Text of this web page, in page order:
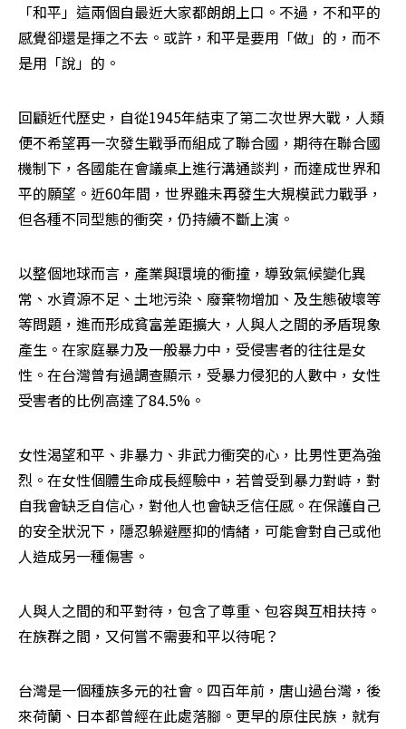
「和平」這兩個自最近大家都朗朗上口。不過，不和平的
感覺卻還是揮之不去。或許，和平是要用「做」的，而不
是用「說」的。
回顧近代歷史，自從1945年結束了第二次世界大戰，人類
便不希望再一次發生戰爭而組成了聯合國，期待在聯合國
機制下，各國能在會議桌上進行溝通談判，而達成世界和
平的願望。近60年間，世界雖未再發生大規模武力戰爭，
但各種不同型態的衝突，仍持續不斷上演。
以整個地球而言，產業與環境的衝撞，導致氣候變化異
常、水資源不足、土地污染、廢棄物增加、及生態破壞等
等問題，進而形成貧富差距擴大，人與人之間的矛盾現象
產生。在家庭暴力及一般暴力中，受侵害者的往往是女
性。在台灣曾有過調查顯示，受暴力侵犯的人數中，女性
受害者的比例高達了84.5%。
女性渴望和平、非暴力、非武力衝突的心，比男性更為強
烈。在女性個體生命成長經驗中，若曾受到暴力對峙，對
自我會缺乏自信心，對他人也會缺乏信任感。在保護自己
的安全狀況下，隱忍躲避壓抑的情緒，可能會對自己或他
人造成另一種傷害。
人與人之間的和平對待，包含了尊重、包容與互相扶持。
在族群之間，又何嘗不需要和平以待呢？
台灣是一個種族多元的社會。四百年前，唐山過台灣，後
來荷蘭、日本都曾經在此處落腳。更早的原住民族，就有